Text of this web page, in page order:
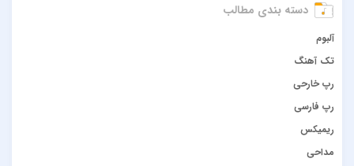
دسته بندی مطالب
آلبوم
تک آهنگ
رپ خارحی
رپ فارسی
ریمیکس
مداحی